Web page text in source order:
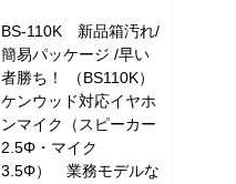
BS-110K 新品箱汚れ/
簡易パッケージ /早い
者勝ち！ （BS110K）
ケンウッド対応イヤホ
ンマイク（スピーカー
2.5Φ・マイク
3.5Φ） 業務モデルな